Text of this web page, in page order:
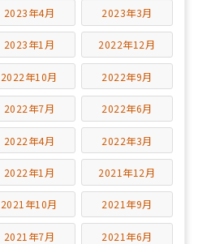
2023年4月 2023年3月
2023年1月 2022年12月
2022年10月 2022年9月
2022年7月 2022年6月
2022年4月 2022年3月
2022年1月 2021年12月
2021年10月 2021年9月
2021年7月 2021年6月